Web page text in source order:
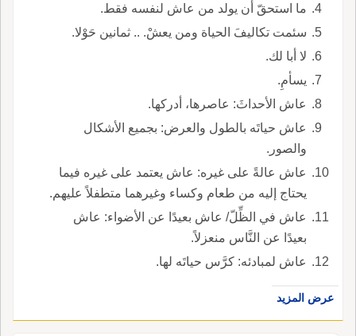
ما استحقّ أن يولد من عاش لنفسه فقط.
سئمت تكاليفَ الحياة ومن يعشْ. .. ثمانين حَوْلا.
لا أبا لك.
يسأمِ.
عاش الأحداثَ: عاصرها، أدركها.
عاش حياتَه بالطول والعرض: بجميع الأشكال
والصور.
عاش عالةً على غيره: عاش يعتمد على غيره فيما
يحتاج إليه من طعام وكساء وغيرهما متطفلاً عليهم.
عاش في الظِّلّ/ عاش بعيدًا عن الأضواء: عاش
بعيدًا عن النَّاس منعزلاً.
عاش لمبادئه: كرَّس حياتَه لها.
عرض المزيد